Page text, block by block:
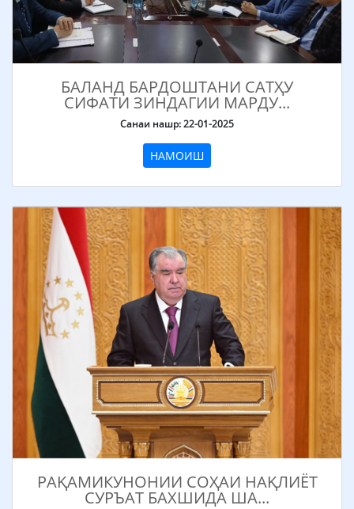
БАЛАНД БАРДОШТАНИ САТҲУ
СИФАТИ ЗИНДАГИИ МАРДУ...
Санаи нашр: 22-01-2025
НАМОИШ
РАҚАМИКУНОНИИ СОҲАИ НАҚЛИЁТ
СУРЪАТ БАХШИДА ША...